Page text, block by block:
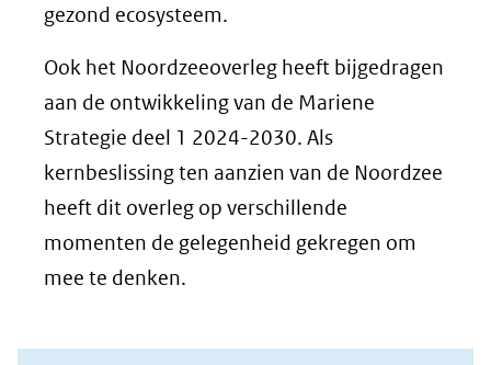
gezond ecosysteem.
Ook het Noordzeeoverleg heeft bijgedragen
aan de ontwikkeling van de Mariene
Strategie deel 1 2024-2030. Als
kernbeslissing ten aanzien van de Noordzee
heeft dit overleg op verschillende
momenten de gelegenheid gekregen om
mee te denken.